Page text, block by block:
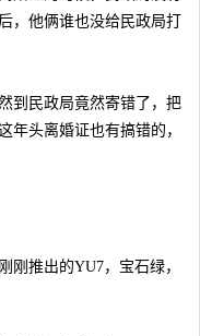
，他俩谁也没给民政局打
民政局竟然寄错了，把
年头离婚证也有搞错的，
推出的YU7，宝石绿，